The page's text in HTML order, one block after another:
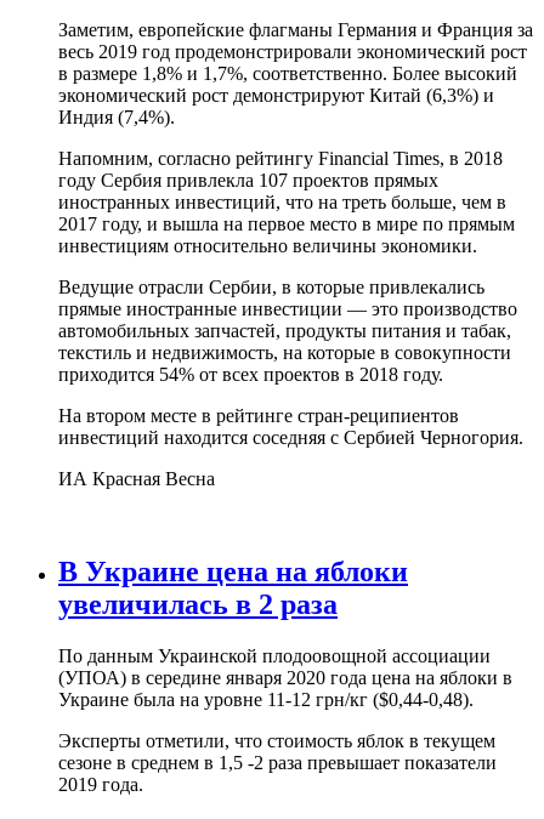
Заметим, европейские флагманы Германия и Франция за
весь 2019 год продемонстрировали экономический рост
в размере 1,8% и 1,7%, соответственно. Более высокий
экономический рост демонстрируют Китай (6,3%) и
Индия (7,4%).
Напомним, согласно рейтингу Financial Times, в 2018
году Сербия привлекла 107 проектов прямых
иностранных инвестиций, что на треть больше, чем в
2017 году, и вышла на первое место в мире по прямым
инвестициям относительно величины экономики.
Ведущие отрасли Сербии, в которые привлекались
прямые иностранные инвестиции — это производство
автомобильных запчастей, продукты питания и табак,
текстиль и недвижимость, на которые в совокупности
приходится 54% от всех проектов в 2018 году.
На втором месте в рейтинге стран-реципиентов
инвестиций находится соседняя с Сербией Черногория.
ИА Красная Весна
В Украине цена на яблоки
увеличилась в 2 раза
По данным Украинской плодоовощной ассоциации
(УПОА) в середине января 2020 года цена на яблоки в
Украине была на уровне 11-12 грн/кг ($0,44-0,48).
Эксперты отметили, что стоимость яблок в текущем
сезоне в среднем в 1,5 -2 раза превышает показатели
2019 года.